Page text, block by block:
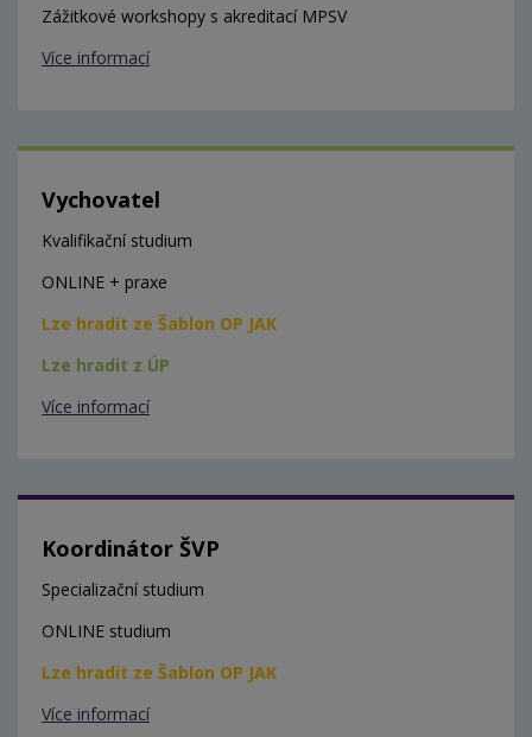
Zážitkové workshopy s akreditací MPSV
Více informací
Vychovatel
Kvalifikační studium
ONLINE + praxe
Lze hradit ze Šablon OP JAK
Lze hradit z ÚP
Více informací
Koordinátor ŠVP
Specializační studium
ONLINE studium
Lze hradit ze Šablon OP JAK
Více informací